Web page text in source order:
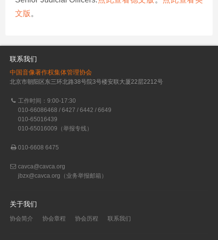
文版 。
联系我们
中国音像著作权集体管理协会
北京市朝阳区东三环北路38号院3号楼安联大厦22层2212号
工作时间：9:00-17:30
010-66086468 / 6427 / 6442 / 6649
010-65016439
010-65016009（举报专线）
010-6608 6475
cavca@cavca.org
jbzx@cavca.org （业务举报邮箱）
关于我们
协会简介 协会章程 协会历程 联系我们